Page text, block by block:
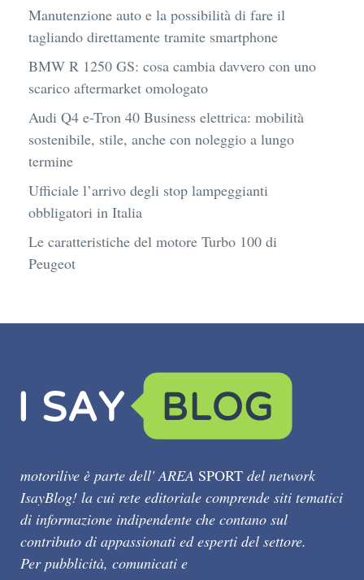
Manutenzione auto e la possibilità di fare il
tagliando direttamente tramite smartphone
BMW R 1250 GS: cosa cambia davvero con uno
scarico aftermarket omologato
Audi Q4 e-Tron 40 Business elettrica: mobilità
sostenibile, stile, anche con noleggio a lungo
termine
Ufficiale l’arrivo degli stop lampeggianti
obbligatori in Italia
Le caratteristiche del motore Turbo 100 di
Peugeot
motorilive è parte dell' AREA SPORT del network
IsayBlog! la cui rete editoriale comprende siti tematici
di informazione indipendente che contano sul
contributo di appassionati ed esperti del settore.
Per pubblicità, comunicati e